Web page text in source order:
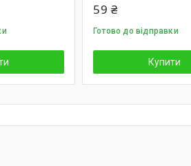
59 ₴
Готово до відправки
Купити